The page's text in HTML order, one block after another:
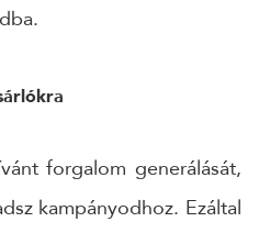
forgalom generálását,
kampányodhoz. Ezáltal